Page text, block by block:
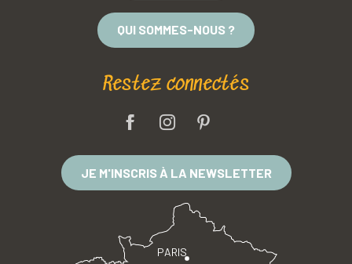
QUI SOMMES-NOUS ?
Restez connectés
JE M'INSCRIS À LA NEWSLETTER
PARIS